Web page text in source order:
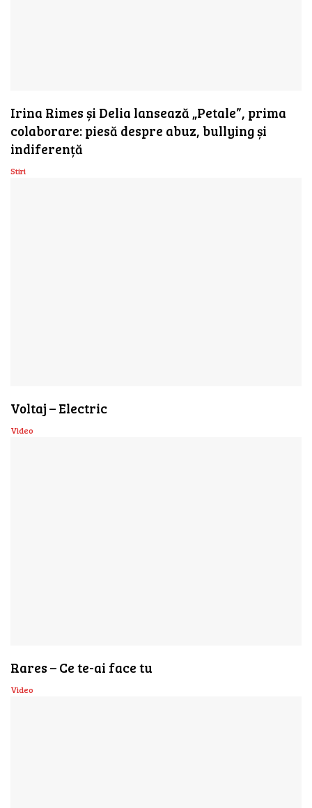
Irina Rimes și Delia lansează „Petale”, prima
colaborare: piesă despre abuz, bullying și
indiferență
Stiri
Voltaj – Electric
Video
Rares – Ce te-ai face tu
Video